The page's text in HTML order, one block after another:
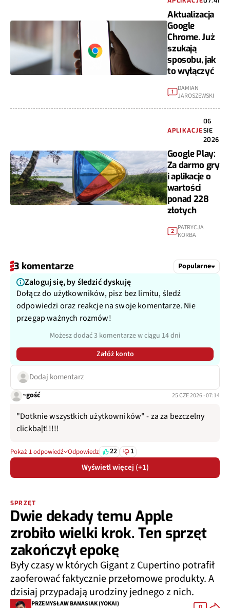
Aktualizacja
Google
Chrome. Już
szukają
sposobu, jak
to wyłączyć
1
DAMIAN
JAROSZEWSKI
APLIKACJE
06
SIE
2026
Google Play:
Za darmo gry
i aplikacje o
wartości
ponad 228
złotych
2
PATRYCJA
KORBA
3 komentarze Popularne
Zaloguj się, by śledzić dyskuję
Dołącz do użytkowników, pisz bez limitu, śledź
odpowiedzi oraz reakcje na swoje komentarze. Nie
przegap ważnych rozmów!
Możesz dodać 3 komentarze w ciągu 14 dni
Załóż konto
Dodaj komentarz
~gość 25 CZE 2026 · 07:14
"Dotknie wszystkich użytkowników" - za za bezczelny
clickba|t!!!!!
Pokaż 1 odpowiedź Odpowiedz 22 1
Wyświetl więcej (+1)
SPRZĘT
Dwie dekady temu Apple
zrobiło wielki krok. Ten sprzęt
zakończył epokę
Były czasy w których Gigant z Cupertino potrafił
zaoferować faktycznie przełomowe produkty. A
dzisiaj przypadają urodziny jednego z nich.
PRZEMYSŁAW BANASIAK (YOKAI)